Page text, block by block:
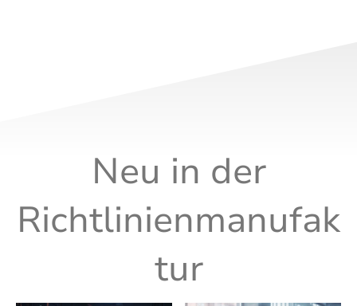
Neu in der
Richtlinienmanufak
tur